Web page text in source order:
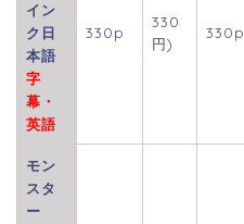
イン
ク日
本語
字
幕・
英語
330p
330
円)
330p
モン
スタ
ー